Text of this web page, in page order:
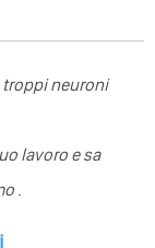
troppi neuroni
lavoro e sa
.